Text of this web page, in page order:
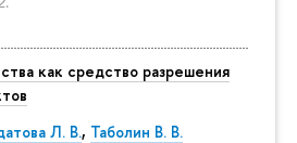
как средство разрешения
Л. В., Таболин В. В.